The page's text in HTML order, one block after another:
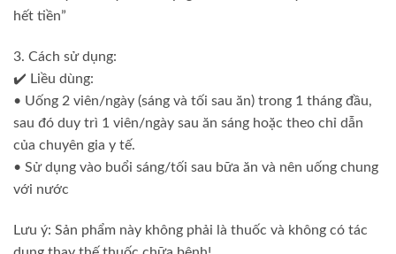
hết tiền”
3. Cách sử dụng:
✔️ Liều dùng:
• Uống 2 viên/ngày (sáng và tối sau ăn) trong 1 tháng đầu,
sau đó duy trì 1 viên/ngày sau ăn sáng hoặc theo chỉ dẫn
của chuyên gia y tế.
• Sử dụng vào buổi sáng/tối sau bữa ăn và nên uống chung
với nước
Lưu ý: Sản phẩm này không phải là thuốc và không có tác